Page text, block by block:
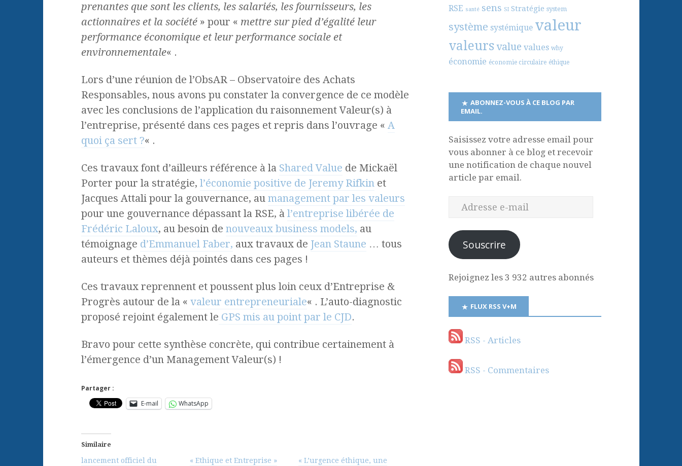
prenantes que sont les clients, les salariés, les fournisseurs, les
actionnaires et la société» pour « mettre sur pied d’égalité leur
performance économique et leur performance sociale et
environnementale« .
Lors d’une réunion de l’ObsAR – Observatoire des Achats
Responsables, nous avons pu constater la convergence de ce modèle
avec les conclusions de l’application du raisonnement Valeur(s) à
l’entreprise, présenté dans ces pages et repris dans l’ouvrage « A
quoi ça sert ?« .
Ces travaux font d’ailleurs référence à la Shared Value de Mickaël
Porter pour la stratégie, l’économie positive de Jeremy Rifkinet
Jacques Attali pour la gouvernance, au management par les valeurs
pour une gouvernance dépassant la RSE, à l’entreprise libérée de
Frédéric Laloux, au besoin de nouveaux business models, au
témoignage d’Emmanuel Faber, aux travaux de Jean Staune … tous
auteurs et thèmes déjà pointés dans ces pages !
Ces travaux reprennent et poussent plus loin ceux d’Entreprise &
Progrès autour de la « valeur entrepreneuriale« . L’auto-diagnostic
proposé rejoint également le GPS mis au point par le CJD.
Bravo pour cette synthèse concrète, qui contribue certainement à
l’émergence d’un Management Valeur(s) !
Partager :
E-mail
WhatsApp
Similaire
lancement officiel du
« Ethique et Entreprise »
« L’urgence éthique, une
RSE santé sens SI Stratégie system
système systémique valeur
valeursvalue values why
économie économie circulaire éthique
ABONNEZ-VOUS À CE BLOG PAR
EMAIL.
Saisissez votre adresse email pour
vous abonner à ce blog et recevoir
une notification de chaque nouvel
article par email.
Souscrire
Rejoignez les 3 932 autres abonnés
FLUX RSS V+M
RSS - Articles
RSS - Commentaires